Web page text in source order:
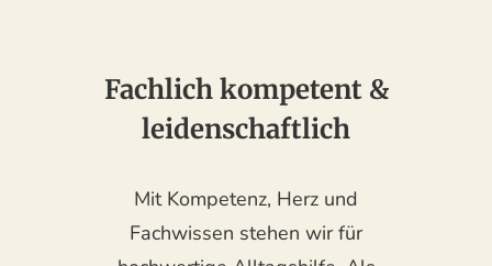
Fachlich kompetent &
leidenschaftlich
Mit Kompetenz, Herz und
Fachwissen stehen wir für